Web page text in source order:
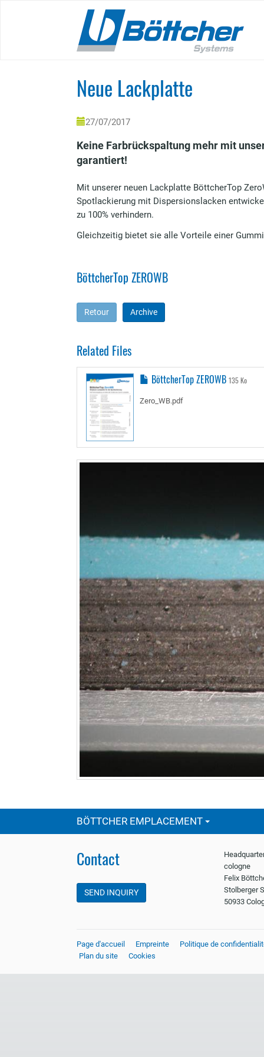
Neue Lackplatte
27/07/2017
Keine Farbrückspaltung mehr mit
garantiert!
Mit unserer neuen Lackplatte BöttcherTop
Spotlackierung mit Dispersionslacken
zu 100% verhindern.
Gleichzeitig bietet sie alle Vorteile einer
BöttcherTop ZEROWB
Retour Archive
Related Files
BöttcherTop ZEROWB 135 Ko
Zero_WB.pdf
BÖTTCHER EMPLACEMENT
Contact
SEND INQUIRY
cologne
Felix
Stolberger
50933
Page d'accueil Empreinte
Politique de
Plan du site
Cookies